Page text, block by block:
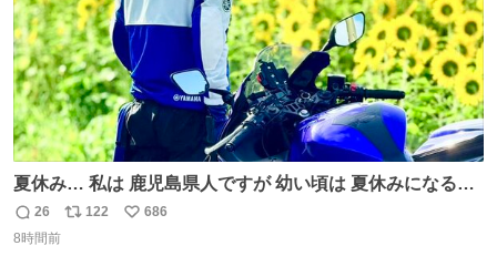
夏休み… 私は 鹿児島県人ですが 幼い頃は 夏休みになると
母の郷… 山梨へ遊びに行くのが楽しみでした 母の実家へ 1
ヶ月近く泊まって … … 今の私は 医療従事者 お盆休み？ﾅﾆ
返
信
26
リ
122
い
686
8時間前